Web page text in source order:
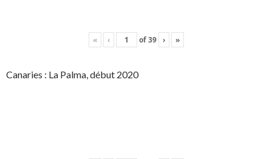
« ‹ of39 › »
Canaries : La Palma, début 2020